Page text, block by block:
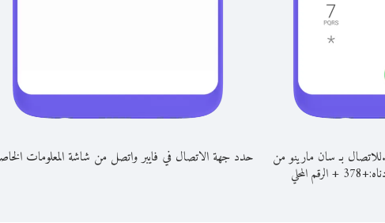
للاتصال بـ سان مارينو من
+
378
+الرقم المحلي
حدد جهة الاتصال في فايبر واتصل من شاشة المعلومات